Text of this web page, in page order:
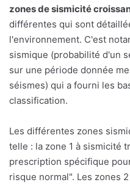
zones de sismicité
différentes qui sont
l'environnement. C'est
sismique (probabilité d'un
sur une période donnée
séismes) qui a fourni les
classification.
Les différentes zones
telle : la zone 1 à sismicité
prescription spécifique
risque normal". Les zones